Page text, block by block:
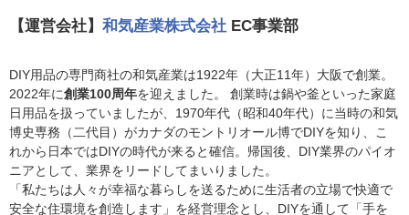
【運営会社】 和気産業株式会社 EC事業部
DIY用品の専門商社の和気産業は1922年（大正11年）大阪で創業。
2022年に創業100周年を迎えました。 創業時は鍋や釜といった家庭
日用品を扱っていましたが、1970年代（昭和40年代）に当時の和気
博史専務（二代目）がカナダのモントリオール博でDIYを知り、こ
れから日本ではDIYの時代が来ると確信。帰国後、DIY業界のパイオ
ニアとして、業界をリードしてまいりました。
「私たちは人々が幸福な暮らしを送るために生活者の立場で快適で
安全な住環境を創造します」を経営理念とし、DIYを通して「手を